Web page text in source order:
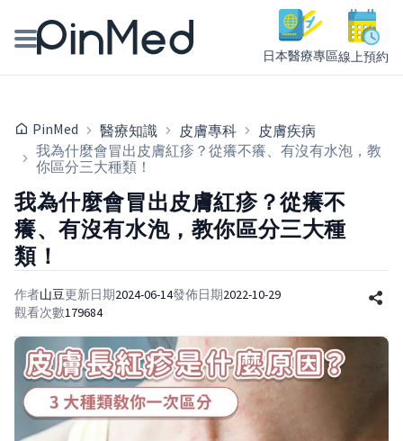
日本醫療專區線上預約
醫師專欄專訪
健康主題館
我是醫療人員
PinMed 醫療知識 皮膚專科
皮膚疾病
我為什麼會冒出皮膚紅疹？從癢不癢、有沒有水泡，教
你區分三大種類！
我為什麼會冒出皮膚紅疹？從癢不
癢、有沒有水泡，教你區分三大種
類！
作者山豆更新日期2024-06-14發佈日期2022-10-29
觀看次數179684